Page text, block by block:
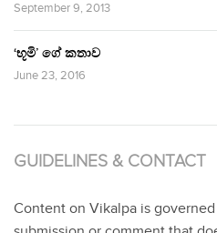
September 9, 2013
‘භූමි’ ගේ කතාව
June 23, 2016
GUIDELINES & CONTACT
Content on Vikalpa is